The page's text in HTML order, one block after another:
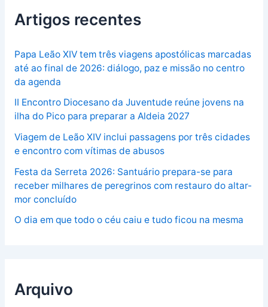
Artigos recentes
Papa Leão XIV tem três viagens apostólicas marcadas
até ao final de 2026: diálogo, paz e missão no centro
da agenda
II Encontro Diocesano da Juventude reúne jovens na
ilha do Pico para preparar a Aldeia 2027
Viagem de Leão XIV inclui passagens por três cidades
e encontro com vítimas de abusos
Festa da Serreta 2026: Santuário prepara-se para
receber milhares de peregrinos com restauro do altar-
mor concluído
O dia em que todo o céu caiu e tudo ficou na mesma
Arquivo